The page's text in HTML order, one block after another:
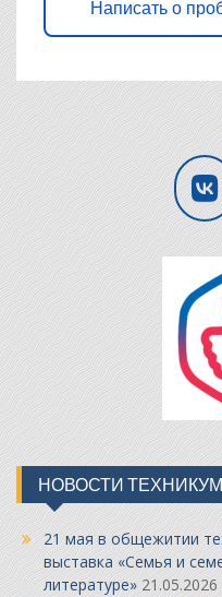
Написать о
НОВОСТИ
21 мая в общежитии
выставка «Семья и
литературе» 21.05.2026